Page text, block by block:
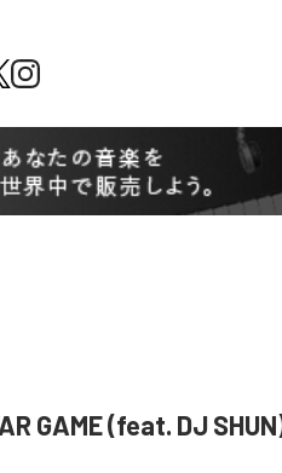
GAME (feat. DJ